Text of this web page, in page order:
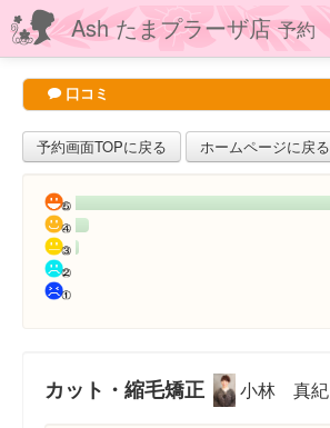
Ash たまプラーザ店予約
口コミ
予約画面TOPに戻る ホームページに戻る
カット・縮毛矯正 小林 真紀